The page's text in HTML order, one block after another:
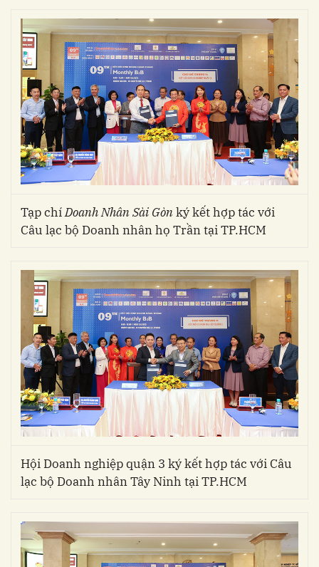
Tạp chíDoanh Nhân Sài Gònký kết hợp tác với
Câu lạc bộ Doanh nhân họ Trần tại TP.HCM
Hội Doanh nghiệp quận 3 ký kết hợp tác với Câu
lạc bộ Doanh nhân Tây Ninh tại TP.HCM